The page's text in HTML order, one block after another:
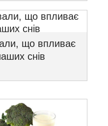
що впливає
снів